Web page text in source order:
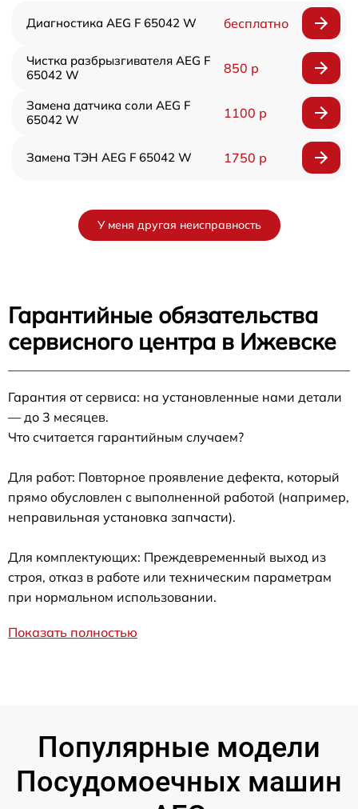
Диагностика AEG F 65042 W бесплатно
Чистка разбрызгивателя AEG F
65042 W
850 р
Замена датчика соли AEG F
65042 W
1100 р
Замена ТЭН AEG F 65042 W 1750 р
У меня другая неисправность
Гарантийные обязательства
сервисного центра в Ижевске
Гарантия от сервиса: на установленные нами детали
— до 3 месяцев.
Что считается гарантийным случаем?
Для работ: Повторное проявление дефекта, который
прямо обусловлен с выполненной работой (например,
неправильная установка запчасти).
Для комплектующих: Преждевременный выход из
строя, отказ в работе или техническим параметрам
при нормальном использовании.
Показать полностью
Популярные модели
Посудомоечных машин